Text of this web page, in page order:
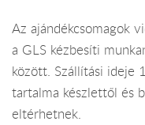
Az ajándékcsomagok
a GLS kézbesíti
között. Szállítási ideje
tartalma készlettől és
eltérhetnek.